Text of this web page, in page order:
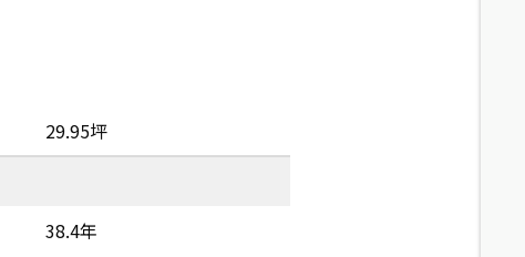
29.95坪
38.4年